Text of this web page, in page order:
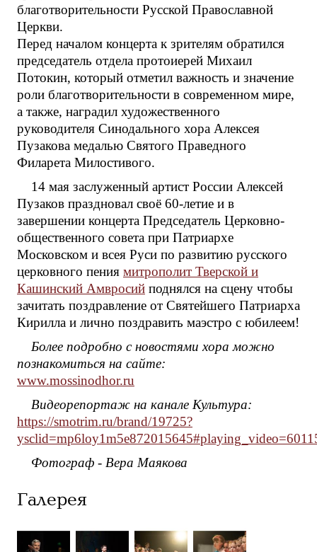
благотворительности Русской Православной
Церкви.
Перед началом концерта к зрителям обратился
председатель отдела протоиерей Михаил
Потокин, который отметил важность и значение
роли благотворительности в современном мире,
а также, наградил художественного
руководителя Синодального хора Алексея
Пузакова медалью Святого Праведного
Филарета Милостивого.
14 мая заслуженный артист России Алексей
Пузаков праздновал своё 60-летие и в
завершении концерта Председатель Церковно-
общественного совета при Патриархе
Московском и всея Руси по развитию русского
церковного пения митрополит Тверской и
Кашинский Амвросий поднялся на сцену чтобы
зачитать поздравление от Святейшего Патриарха
Кирилла и лично поздравить маэстро с юбилеем!
Более подробно с новостями хора можно
познакомиться на сайте:
www.mossinodhor.ru
Видеорепортаж на канале Культура:
https://smotrim.ru/brand/19725?
Фотограф - Вера Маякова
Галерея